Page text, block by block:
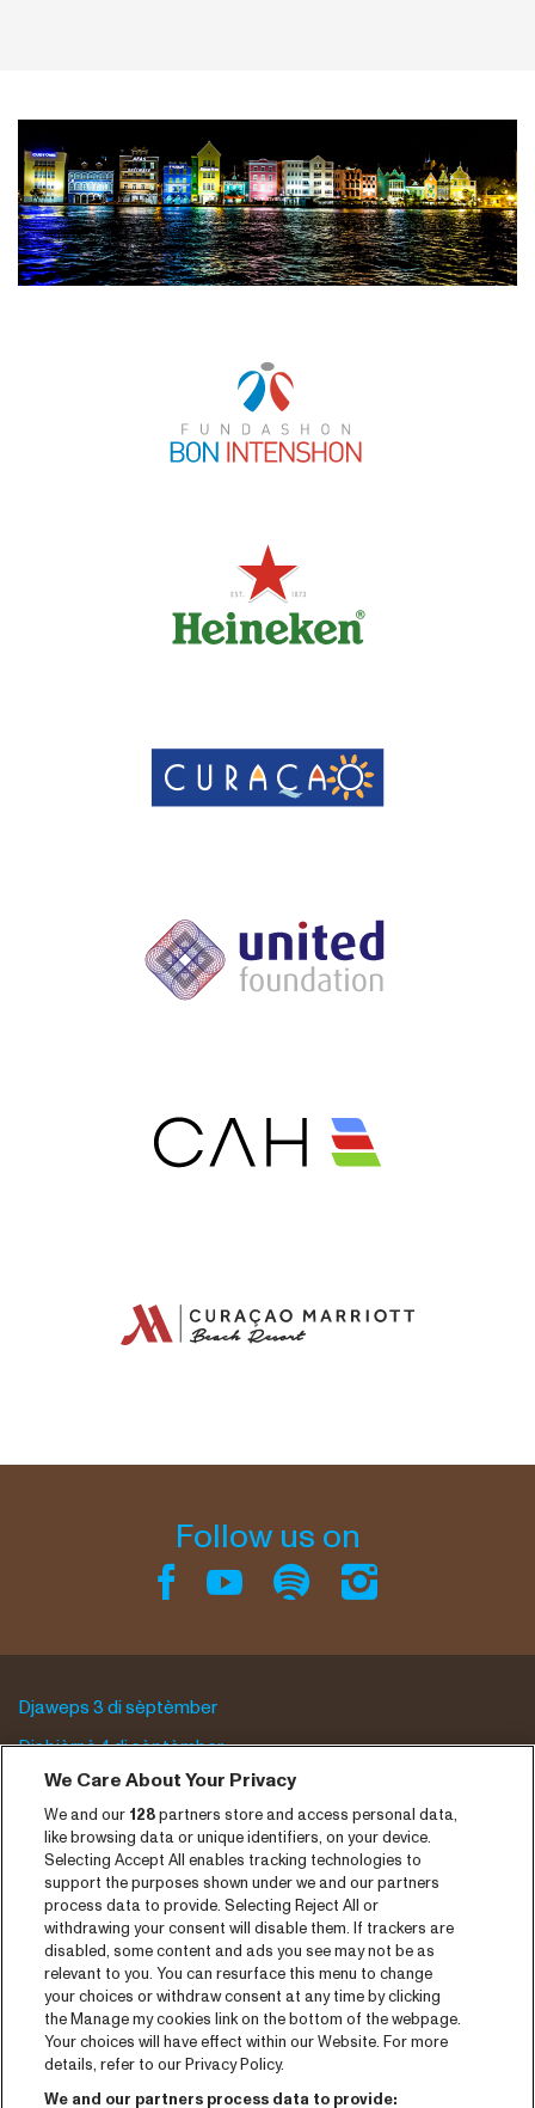
Follow us on
Djaweps 3 di sèptèmber
Djabièrnè 4 di sèptèmber
Djasabra 5 di sèptèmber
Program archive
Entrada
Notisia
Prensa
Kontakto
CNSJ26 Spotify playlist
Facebook
We Care About Your Privacy
We and our 128partners store and access personal data,
like browsing data or unique identifiers, on your device.
Selecting Accept All enables tracking technologies to
support the purposes shown under we and our partners
process data to provide. Selecting Reject All or
withdrawing your consent will disable them. If trackers are
disabled, some content and ads you see may not be as
relevant to you. You can resurface this menu to change
your choices or withdraw consent at any time by clicking
the Manage my cookies link on the bottom of the webpage.
Your choices will have effect within our Website. For more
details, refer to our Privacy Policy.
We and our partners process data to provide: